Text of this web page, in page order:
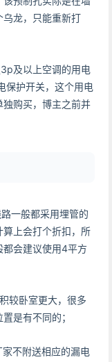
龙，只能重新打
及以上空调的用电
保护开关，这个用电
购买，博主之前并
一般都采用埋管的
上会打个折扣，所
都会建议使用4平方
较卧室更大，很多
是有不同的；
不附送相应的漏电